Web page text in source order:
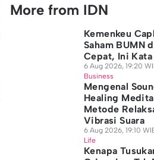
More from IDN
Kemenkeu
Saham BUMN
Cepat, Ini Kata
6 Aug 2026, 19:20
Business
Mengenal
Healing
Metode
Vibrasi Suara
6 Aug 2026, 19:10
Life
Kenapa